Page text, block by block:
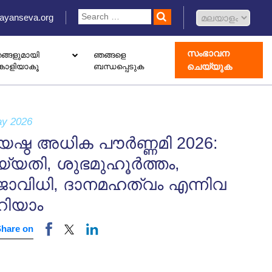
ഞങ്ങളെ
ബന്ധപ്പെടുക
സംഭാവന
ചെയ്യുക
2026
അധിക പൗർണ്ണമി 2026:
ശുഭമുഹൂർത്തം,
ദാനമഹത്വം എന്നിവ
on